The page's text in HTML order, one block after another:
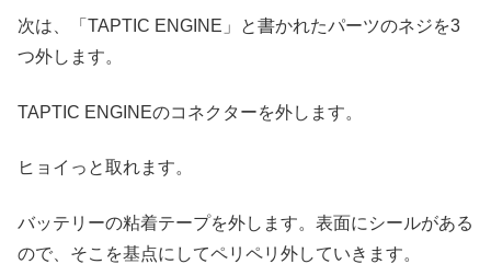
次は、「TAPTIC ENGINE」と書かれたパーツのネジを3
つ外します。
TAPTIC ENGINEのコネクターを外します。
ヒョイっと取れます。
バッテリーの粘着テープを外します。表面にシールがある
ので、そこを基点にしてペリペリ外していきます。